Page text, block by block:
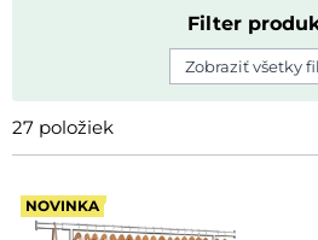
Filter
Zobraziť všetky
27 položiek
NOVINKA